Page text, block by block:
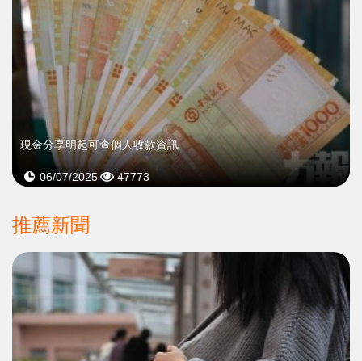
現金分享明起可查個人收款資訊
06/07/2025 47773
推薦新聞